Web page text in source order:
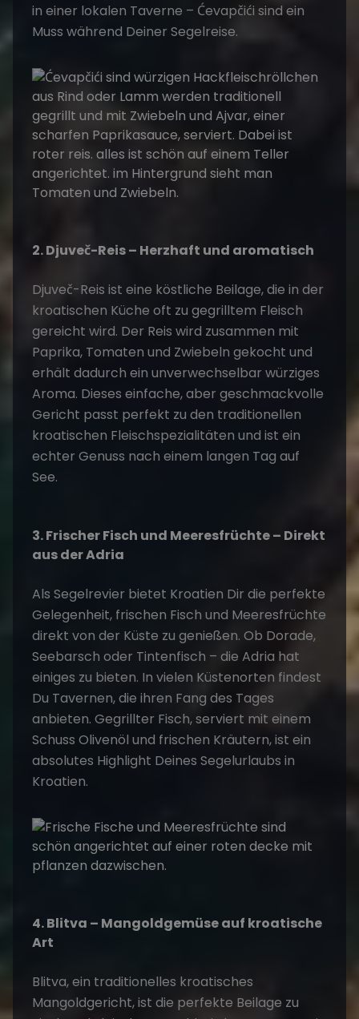
in einer lokalen Taverne – Ćevapčići sind ein
Muss während Deiner Segelreise.
2. Djuveč-Reis – Herzhaft und aromatisch
Djuveč-Reis ist eine köstliche Beilage, die in der
kroatischen Küche oft zu gegrilltem Fleisch
gereicht wird. Der Reis wird zusammen mit
Paprika, Tomaten und Zwiebeln gekocht und
erhält dadurch ein unverwechselbar würziges
Aroma. Dieses einfache, aber geschmackvolle
Gericht passt perfekt zu den traditionellen
kroatischen Fleischspezialitäten und ist ein
echter Genuss nach einem langen Tag auf
See.
3. Frischer Fisch und Meeresfrüchte – Direkt
aus der Adria
Als Segelrevier bietet Kroatien Dir die perfekte
Gelegenheit, frischen Fisch und Meeresfrüchte
direkt von der Küste zu genießen. Ob Dorade,
Seebarsch oder Tintenfisch – die Adria hat
einiges zu bieten. In vielen Küstenorten findest
Du Tavernen, die ihren Fang des Tages
anbieten. Gegrillter Fisch, serviert mit einem
Schuss Olivenöl und frischen Kräutern, ist ein
absolutes Highlight Deines Segelurlaubs in
Kroatien.
4. Blitva – Mangoldgemüse auf kroatische
Art
Blitva, ein traditionelles kroatisches
Mangoldgericht, ist die perfekte Beilage zu